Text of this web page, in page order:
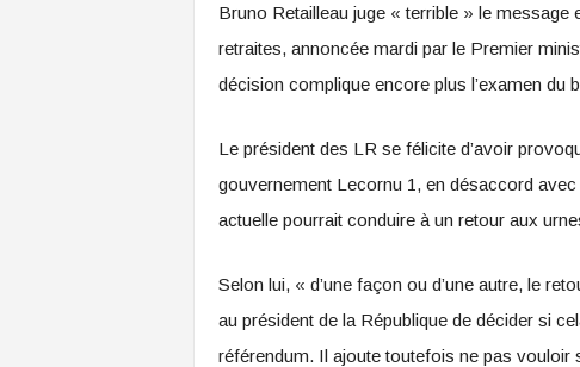
Bruno Retailleau juge « terrible » le
retraites, annoncée mardi par le Premier
décision complique encore plus l’examen du
Le président des LR se félicite d’avoir
gouvernement Lecornu 1, en désaccord
actuelle pourrait conduire à un retour aux
Selon lui, « d’une façon ou d’une autre, le
au président de la République de décider si
référendum. Il ajoute toutefois ne pas vouloir